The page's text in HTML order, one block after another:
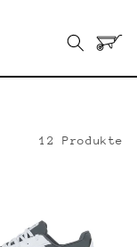
12 Produkte